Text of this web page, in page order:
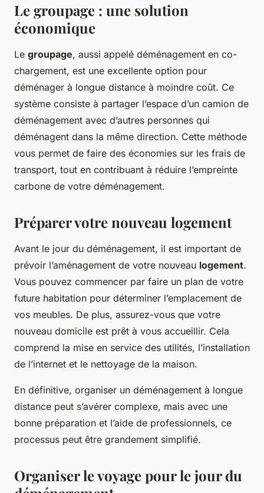
Le groupage : une solution
économique
Le groupage, aussi appelé déménagement en co-
chargement, est une excellente option pour
déménager à longue distance à moindre coût. Ce
système consiste à partager l’espace d’un camion de
déménagement avec d’autres personnes qui
déménagent dans la même direction. Cette méthode
vous permet de faire des économies sur les frais de
transport, tout en contribuant à réduire l’empreinte
carbone de votre déménagement.
Préparer votre nouveau logement
Avant le jour du déménagement, il est important de
prévoir l’aménagement de votre nouveau logement.
Vous pouvez commencer par faire un plan de votre
future habitation pour déterminer l’emplacement de
vos meubles. De plus, assurez-vous que votre
nouveau domicile est prêt à vous accueillir. Cela
comprend la mise en service des utilités, l’installation
de l’internet et le nettoyage de la maison.
En définitive, organiser un déménagement à longue
distance peut s’avérer complexe, mais avec une
bonne préparation et l’aide de professionnels, ce
processus peut être grandement simplifié.
Organiser le voyage pour le jour du